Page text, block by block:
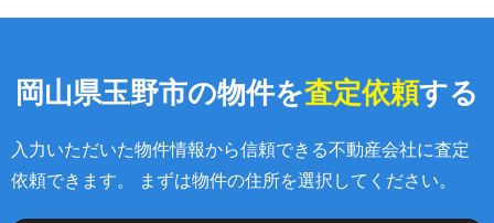
岡山県玉野市の物件を査定依頼する
入力いただいた物件情報から信頼できる不動産会社に査定
依頼できます。 まずは物件の住所を選択してください。